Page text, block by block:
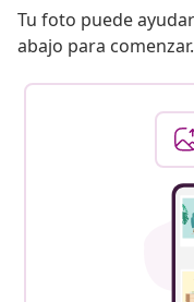
Tu foto puede
abajo para comenzar.